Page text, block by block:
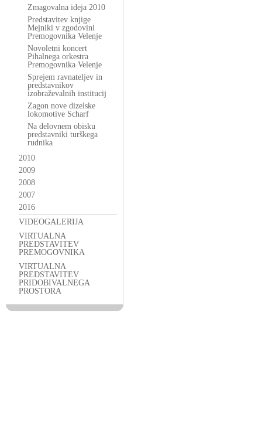
Zmagovalna ideja 2010
Predstavitev knjige
Mejniki v zgodovini
Premogovnika Velenje
Novoletni koncert
Pihalnega orkestra
Premogovnika Velenje
Sprejem ravnateljev in
predstavnikov
izobraževalnih institucij
Zagon nove dizelske
lokomotive Scharf
Na delovnem obisku
predstavniki turškega
rudnika
2010
2009
2008
2007
2016
VIDEOGALERIJA
VIRTUALNA
PREDSTAVITEV
PREMOGOVNIKA
VIRTUALNA
PREDSTAVITEV
PRIDOBIVALNEGA
PROSTORA